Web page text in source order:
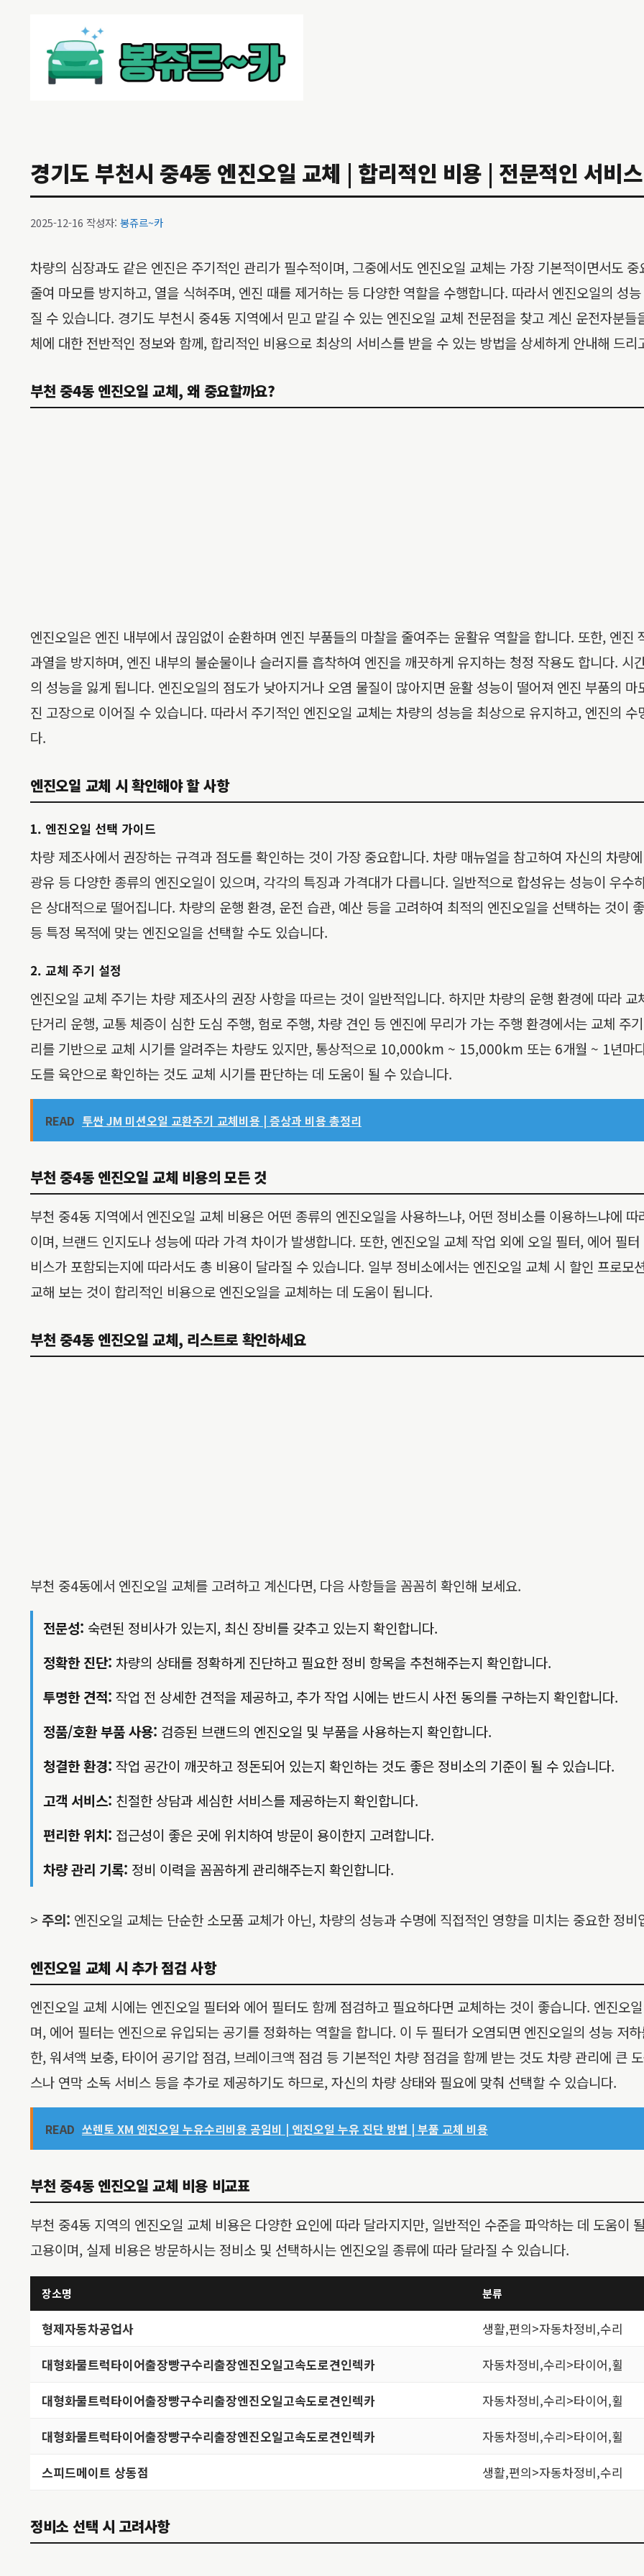
경기도 부천시 중4동 엔진오일 교체 | 합리적인 비용 | 전문적인 서비
2025-12-16 작성자: 봉쥬르~카
차량의 심장과도 같은 엔진은 주기적인 관리가 필수적이며, 그중에서도 엔진오일 교체는 가장 기본적이면서도
줄여 마모를 방지하고, 열을 식혀주며, 엔진 때를 제거하는 등 다양한 역할을 수행합니다. 따라서 엔진오일의 성
질 수 있습니다. 경기도 부천시 중4동 지역에서 믿고 맡길 수 있는 엔진오일 교체 전문점을 찾고 계신 운전자분
체에 대한 전반적인 정보와 함께, 합리적인 비용으로 최상의 서비스를 받을 수 있는 방법을 상세하게 안내해 드리
부천 중4동 엔진오일 교체, 왜 중요할까요?
엔진오일은 엔진 내부에서 끊임없이 순환하며 엔진 부품들의 마찰을 줄여주는 윤활유 역할을 합니다. 또한, 엔
과열을 방지하며, 엔진 내부의 불순물이나 슬러지를 흡착하여 엔진을 깨끗하게 유지하는 청정 작용도 합니다.
의 성능을 잃게 됩니다. 엔진오일의 점도가 낮아지거나 오염 물질이 많아지면 윤활 성능이 떨어져 엔진 부품의
진 고장으로 이어질 수 있습니다. 따라서 주기적인 엔진오일 교체는 차량의 성능을 최상으로 유지하고, 엔진의
다.
엔진오일 교체 시 확인해야 할 사항
1. 엔진오일 선택 가이드
차량 제조사에서 권장하는 규격과 점도를 확인하는 것이 가장 중요합니다. 차량 매뉴얼을 참고하여 자신의 차량
광유 등 다양한 종류의 엔진오일이 있으며, 각각의 특징과 가격대가 다릅니다. 일반적으로 합성유는 성능이 우
은 상대적으로 떨어집니다. 차량의 운행 환경, 운전 습관, 예산 등을 고려하여 최적의 엔진오일을 선택하는 것이
등 특정 목적에 맞는 엔진오일을 선택할 수도 있습니다.
2. 교체 주기 설정
엔진오일 교체 주기는 차량 제조사의 권장 사항을 따르는 것이 일반적입니다. 하지만 차량의 운행 환경에 따라
단거리 운행, 교통 체증이 심한 도심 주행, 험로 주행, 차량 견인 등 엔진에 무리가 가는 주행 환경에서는 교체 주
리를 기반으로 교체 시기를 알려주는 차량도 있지만, 통상적으로 10,000km ~ 15,000km 또는 6개월 ~ 1년마
도를 육안으로 확인하는 것도 교체 시기를 판단하는 데 도움이 될 수 있습니다.
READ 투싼 JM 미션오일 교환주기 교체비용 | 증상과 비용 총정리
부천 중4동 엔진오일 교체 비용의 모든 것
부천 중4동 지역에서 엔진오일 교체 비용은 어떤 종류의 엔진오일을 사용하느냐, 어떤 정비소를 이용하느냐에
이며, 브랜드 인지도나 성능에 따라 가격 차이가 발생합니다. 또한, 엔진오일 교체 작업 외에 오일 필터, 에어 필
비스가 포함되는지에 따라서도 총 비용이 달라질 수 있습니다. 일부 정비소에서는 엔진오일 교체 시 할인 프로
교해 보는 것이 합리적인 비용으로 엔진오일을 교체하는 데 도움이 됩니다.
부천 중4동 엔진오일 교체, 리스트로 확인하세요
부천 중4동에서 엔진오일 교체를 고려하고 계신다면, 다음 사항들을 꼼꼼히 확인해 보세요.
전문성: 숙련된 정비사가 있는지, 최신 장비를 갖추고 있는지 확인합니다.
정확한 진단: 차량의 상태를 정확하게 진단하고 필요한 정비 항목을 추천해주는지 확인합니다.
투명한 견적: 작업 전 상세한 견적을 제공하고, 추가 작업 시에는 반드시 사전 동의를 구하는지 확인합니다.
정품/호환 부품 사용: 검증된 브랜드의 엔진오일 및 부품을 사용하는지 확인합니다.
청결한 환경: 작업 공간이 깨끗하고 정돈되어 있는지 확인하는 것도 좋은 정비소의 기준이 될 수 있습니다.
고객 서비스: 친절한 상담과 세심한 서비스를 제공하는지 확인합니다.
편리한 위치: 접근성이 좋은 곳에 위치하여 방문이 용이한지 고려합니다.
차량 관리 기록: 정비 이력을 꼼꼼하게 관리해주는지 확인합니다.
> 주의: 엔진오일 교체는 단순한 소모품 교체가 아닌, 차량의 성능과 수명에 직접적인 영향을 미치는 중요한 정비
엔진오일 교체 시 추가 점검 사항
엔진오일 교체 시에는 엔진오일 필터와 에어 필터도 함께 점검하고 필요하다면 교체하는 것이 좋습니다. 엔진오
며, 에어 필터는 엔진으로 유입되는 공기를 정화하는 역할을 합니다. 이 두 필터가 오염되면 엔진오일의 성능 저
한, 워셔액 보충, 타이어 공기압 점검, 브레이크액 점검 등 기본적인 차량 점검을 함께 받는 것도 차량 관리에 큰
스나 연막 소독 서비스 등을 추가로 제공하기도 하므로, 자신의 차량 상태와 필요에 맞춰 선택할 수 있습니다.
READ 쏘렌토 XM 엔진오일 누유수리비용 공임비 | 엔진오일 누유 진단 방법 | 부품 교체 비용
부천 중4동 엔진오일 교체 비용 비교표
부천 중4동 지역의 엔진오일 교체 비용은 다양한 요인에 따라 달라지지만, 일반적인 수준을 파악하는 데 도움이
고용이며, 실제 비용은 방문하시는 정비소 및 선택하시는 엔진오일 종류에 따라 달라질 수 있습니다.
장소명 분류
형제자동차공업사
생활,편의>자동차정비,수리
대형화물트럭타이어출장빵구수리출장엔진오일고속도로견인렉카
자동차정비,수리>타이어,휠
대형화물트럭타이어출장빵구수리출장엔진오일고속도로견인렉카
자동차정비,수리>타이어,휠
대형화물트럭타이어출장빵구수리출장엔진오일고속도로견인렉카
자동차정비,수리>타이어,휠
스피드메이트 상동점
생활,편의>자동차정비,수리
정비소 선택 시 고려사항